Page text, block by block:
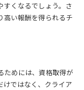
すくなるでしょう。さ
高い報酬を得られるチ
ためには、資格取得が
けではなく、クライア